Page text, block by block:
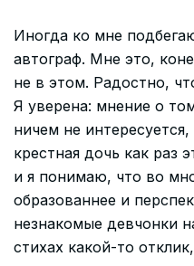
Иногда ко мне
автограф. Мне это,
не в этом. Радостно,
Я уверена: мнение о
ничем не
крестная дочь как раз
и я понимаю, что во
образованнее и
незнакомые девчонки
стихах какой-то